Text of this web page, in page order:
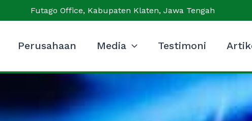
Futago Office, Kabupaten Klaten, Jawa Tengah
Perusahaan Media Testimoni